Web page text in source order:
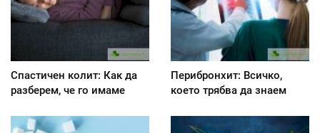
Спастичен колит: Как да
разберем, че го имаме
Перибронхит: Всичко,
което трябва да знаем